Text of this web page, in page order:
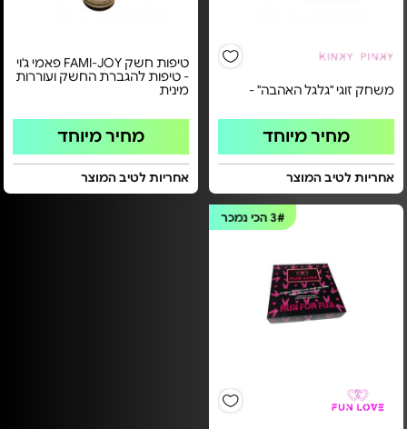
משחק זוגי "גלגל האהבה" -
מחיר מיוחד
אחריות לטיב המוצר
טיפות חשק FAMI-JOY פאמי ג'וי
- טיפות להגברת החשק ועוררות
מינית
מחיר מיוחד
אחריות לטיב המוצר
3#הכי נמכר